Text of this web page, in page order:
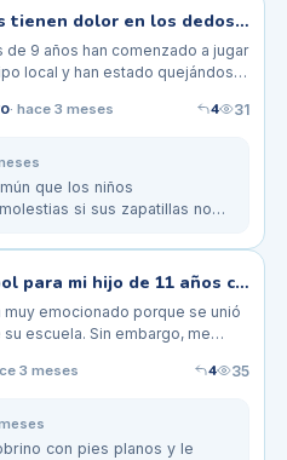
Mis hijos de 9 años tienen dolor en los dedos al jugar baloncesto, ¿será el calzado?
de 9 años han comenzado a jugar
local y han estado quejándose
los dedos de los pies después
· hace 3 meses 4 31
que los niños
si sus zapatillas no
de tallas; a veces, un…
Zapatillas de fútbol para mi hijo de 11 años con pies planos, ¿qué recomendarían?
muy emocionado porque se unió
escuela. Sin embargo, me
planos, lo que le ha causado un
3 meses 4 35
con pies planos y le